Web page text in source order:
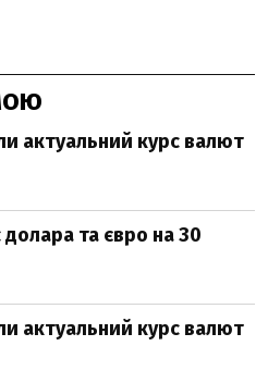
актуальний курс валют
та євро на 30
актуальний курс валют